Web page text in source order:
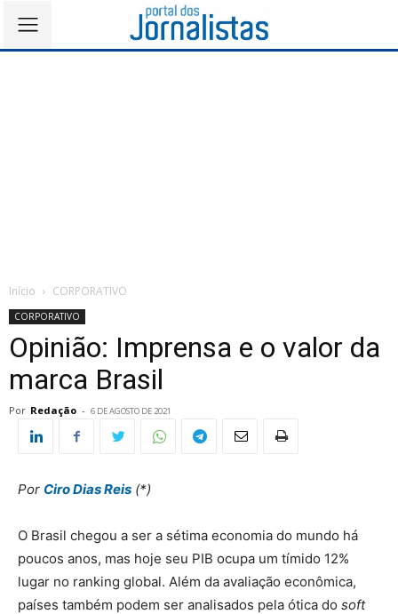
Início CORPORATIVO
CORPORATIVO
Opinião: Imprensa e o valor da
marca Brasil
Por Redação - 6 DE AGOSTO DE 2021
Por Ciro Dias Reis (*)
O Brasil chegou a ser a sétima economia do mundo há
poucos anos, mas hoje seu PIB ocupa um tímido 12%
lugar no ranking global. Além da avaliação econômica,
países também podem ser analisados pela ótica do soft